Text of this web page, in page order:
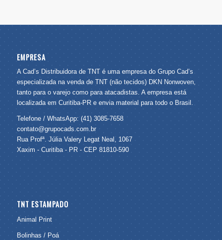
EMPRESA
A Cad’s Distribuidora de TNT é uma empresa do Grupo Cad’s
especializada na venda de TNT (não tecidos) DKN Nonwoven,
tanto para o varejo como para atacadistas. A empresa está
localizada em Curitiba-PR e envia material para todo o Brasil.
Telefone / WhatsApp: (41) 3085-7658
contato@grupocads.com.br
Rua Profª. Júlia Valery Legat Neal, 1067
Xaxim - Curitiba - PR - CEP 81810-590
TNT ESTAMPADO
Animal Print
Bolinhas / Poá